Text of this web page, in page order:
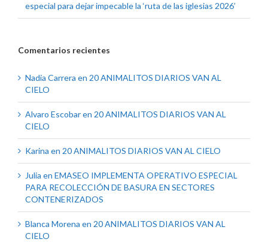
especial para dejar impecable la ‘ruta de las iglesias 2026’
Comentarios recientes
Nadia Carrera en 20 ANIMALITOS DIARIOS VAN AL
CIELO
Alvaro Escobaren 20 ANIMALITOS DIARIOS VAN AL
CIELO
Karina en 20 ANIMALITOS DIARIOS VAN AL CIELO
Julia en EMASEO IMPLEMENTA OPERATIVO ESPECIAL
PARA RECOLECCIÓN DE BASURA EN SECTORES
CONTENERIZADOS
Blanca Morena en 20 ANIMALITOS DIARIOS VAN AL
CIELO